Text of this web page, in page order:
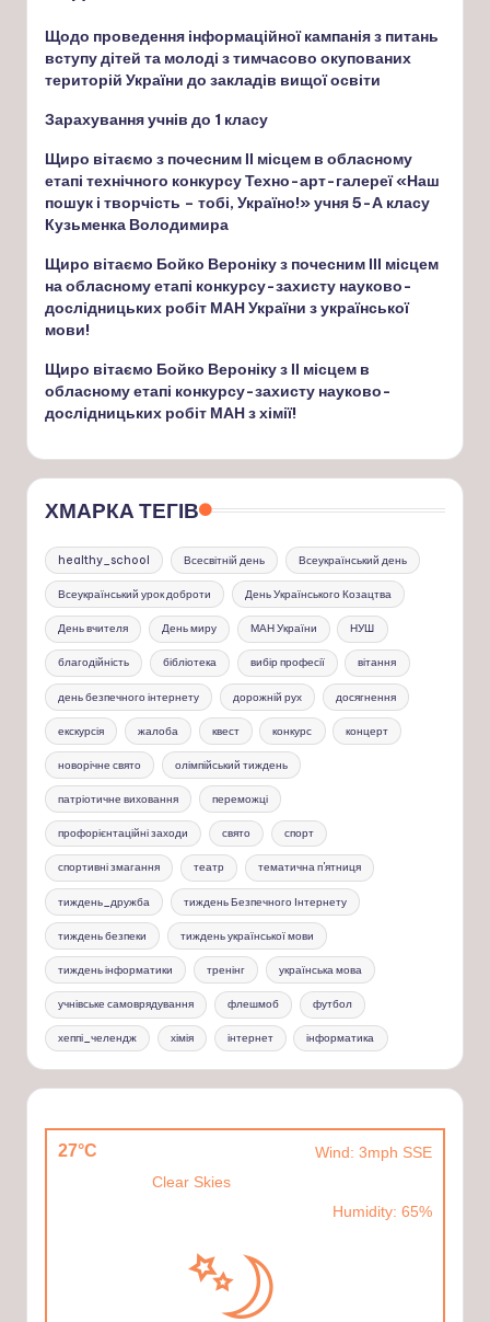
Щодо проведення інформаційної кампанія з питань
вступу дітей та молоді з тимчасово окупованих
територій України до закладів вищої освіти
Зарахування учнів до 1 класу
Щиро вітаємо з почесним ІІ місцем в обласному
етапі технічного конкурсу Техно-арт-галереї «Наш
пошук і творчість – тобі, Україно!» учня 5-А класу
Кузьменка Володимира
Щиро вітаємо Бойко Вероніку з почесним ІІІ місцем
на обласному етапі конкурсу-захисту науково-
дослідницьких робіт МАН України з української
мови!
Щиро вітаємо Бойко Вероніку з ІІ місцем в
обласному етапі конкурсу-захисту науково-
дослідницьких робіт МАН з хімії!
ХМАРКА ТЕГІВ
healthy_school Всесвітній день Всеукраїнський день
Всеукраїнський урок доброти День Українського Козацтва
День вчителя День миру МАН України НУШ
благодійність бібліотека вибір професії вітання
день безпечного інтернету дорожній рух досягнення
екскурсія жалоба квест конкурс концерт
новорічне свято олімпійський тиждень
патріотичне виховання переможці
профорієнтаційні заходи свято спорт
спортивні змагання театр тематична п'ятниця
тиждень_дружба тиждень Безпечного Інтернету
тиждень безпеки тиждень української мови
тиждень інформатики тренінг українська мова
учнівське самоврядування флешмоб футбол
хеппі_челендж хімія інтернет інформатика
27°C
Wind: 3mph SSE
Clear Skies
Humidity: 65%